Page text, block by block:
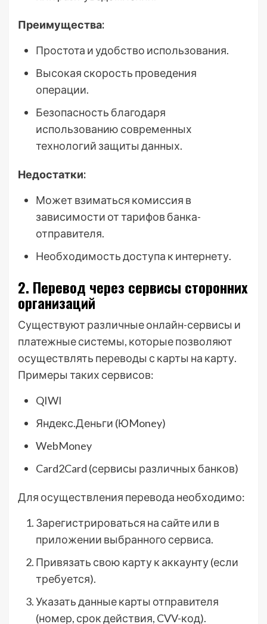
Преимущества:
Простота и удобство использования.
Высокая скорость проведения
операции.
Безопасность благодаря
использованию современных
технологий защиты данных.
Недостатки:
Может взиматься комиссия в
зависимости от тарифов банка-
отправителя.
Необходимость доступа к интернету.
2. Перевод через сервисы сторонних
организаций
Существуют различные онлайн-сервисы и
платежные системы, которые позволяют
осуществлять переводы с карты на карту.
Примеры таких сервисов:
QIWI
Яндекс.Деньги (ЮMoney)
WebMoney
Card2Card (сервисы различных банков)
Для осуществления перевода необходимо:
Зарегистрироваться на сайте или в
приложении выбранного сервиса.
Привязать свою карту к аккаунту (если
требуется).
Указать данные карты отправителя
(номер, срок действия, CVV-код).